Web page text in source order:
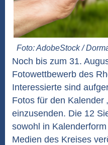
Foto: AdobeStock /
Noch bis zum 31.
Fotowettbewerb des
Interessierte sind
Fotos für den Kalender
einzusenden. Die 12
sowohl in
Medien des Kreises